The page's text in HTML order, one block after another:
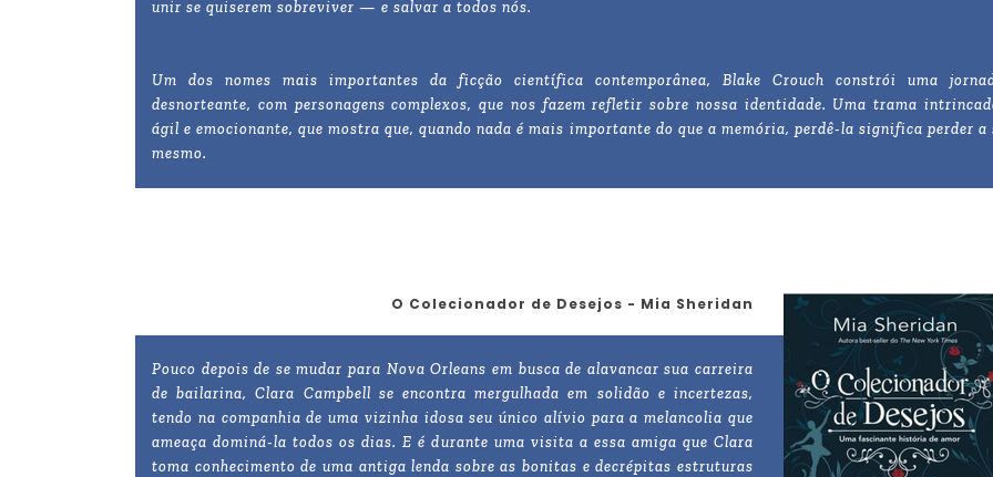
unir se quiserem sobreviver — e salvar a todos nós.
Um dos nomes mais importantes da ficção científica contemporânea, Blake Crouch constrói uma
desnorteante, com personagens complexos, que nos fazem refletir sobre nossa identidade. Uma trama
ágil e emocionante, que mostra que, quando nada é mais importante do que a memória, perdê-la significa perder a
mesmo.
O Colecionador de Desejos - Mia Sheridan
Pouco depois de se mudar para Nova Orleans em busca de alavancar sua carreira
de bailarina, Clara Campbell se encontra mergulhada em solidão e incertezas,
tendo na companhia de uma vizinha idosa seu único alívio para a melancolia que
ameaça dominá-la todos os dias. E é durante uma visita a essa amiga que Clara
toma conhecimento de uma antiga lenda sobre as bonitas e decrépitas estruturas